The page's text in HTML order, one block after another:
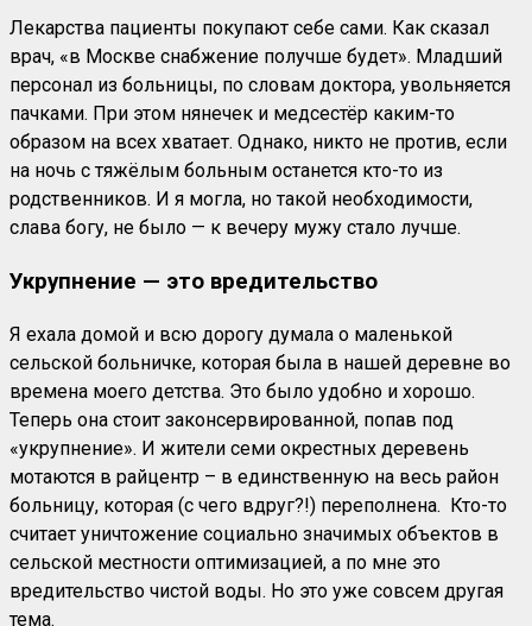
Лекарства пациенты покупают себе сами. Как сказал
врач, «в Москве снабжение получше будет». Младший
персонал из больницы, по словам доктора, увольняется
пачками. При этом нянечек и медсестёр каким-то
образом на всех хватает. Однако, никто не против, если
на ночь с тяжёлым больным останется кто-то из
родственников. И я могла, но такой необходимости,
слава богу, не было — к вечеру мужу стало лучше.
Укрупнение — это вредительство
Я ехала домой и всю дорогу думала о маленькой
сельской больничке, которая была в нашей деревне во
времена моего детства. Это было удобно и хорошо.
Теперь она стоит законсервированной, попав под
«укрупнение». И жители семи окрестных деревень
мотаются в райцентр – в единственную на весь район
больницу, которая (с чего вдруг?!) переполнена. Кто-то
считает уничтожение социально значимых объектов в
сельской местности оптимизацией, а по мне это
вредительство чистой воды. Но это уже совсем другая
тема.